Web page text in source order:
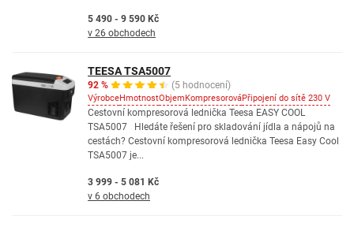
5 490 - 9 590 Kč
v 26 obchodech
TEESA TSA5007
92 % (5 hodnocení)
VýrobceHmotnostObjemKompresorováPřipojení do sítě 230 V
Cestovní kompresorová lednička Teesa EASY COOL
TSA5007 Hledáte řešení pro skladování jídla a nápojů na
cestách? Cestovní kompresorová lednička Teesa Easy Cool
TSA5007 je...
3 999 - 5 081 Kč
v 6 obchodech